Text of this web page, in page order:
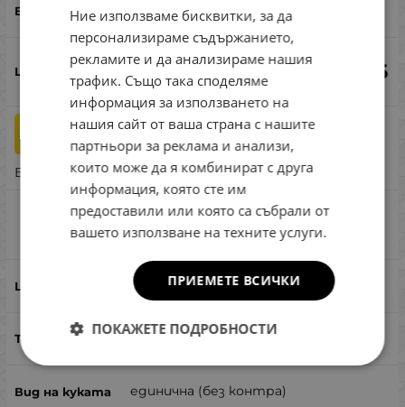
кефал, пъстърва
7.12
€ 5.06
бр. КУПИ
Бърза поръчка
RodioCraft QM 2.8g #20
Сравни
#20
2.8
единична (без контра)
Ние използваме бисквитки, за да
персонализираме съдържанието,
рекламите и да анализираме нашия
трафик. Също така споделяме
информация за използването на
нашия сайт от ваша страна с нашите
партньори за реклама и анализи,
които може да я комбинират с друга
информация, която сте им
предоставили или която са събрали от
вашето използване на техните услуги.
ПРИЕМЕТЕ ВСИЧКИ
ПОКАЖЕТЕ ПОДРОБНОСТИ